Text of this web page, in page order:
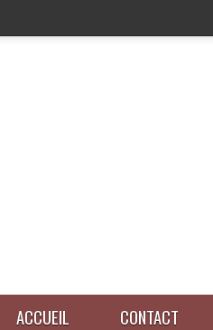
ACCUEIL CONTACT